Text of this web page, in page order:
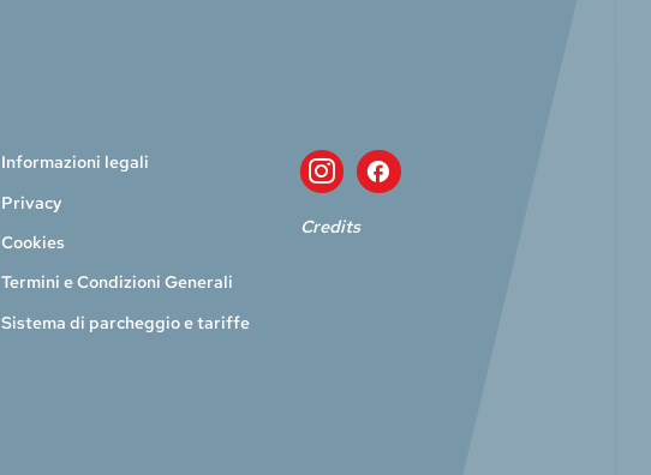
Informazioni legali
Privacy
Cookies
Termini e Condizioni Generali
Sistema di parcheggio e tariffe
Credits